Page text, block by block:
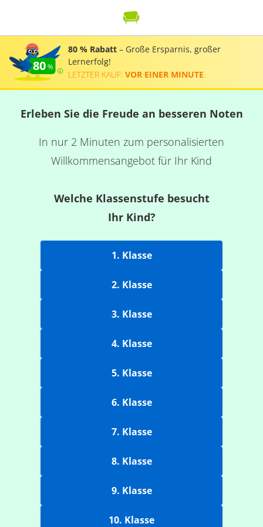
80
80 % Rabatt – Große Ersparnis, großer
Lernerfolg!
LETZTER KAUF: VOR EINER MINUTE
Erleben Sie die Freude an besseren Noten
In nur 2 Minuten zum personalisierten
Willkommensangebot für Ihr Kind
Welche Klassenstufe besucht
Ihr Kind?
1. Klasse
2. Klasse
3. Klasse
4. Klasse
5. Klasse
6. Klasse
7. Klasse
8. Klasse
9. Klasse
10. Klasse